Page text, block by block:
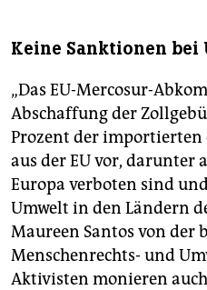
Keine Sanktionen
„Das EU-Mercosur-
Abschaffung der
Prozent der importierten
aus der EU vor, darunter
Europa verboten sind
Umwelt in den Ländern
Maureen Santos von der
Menschenrechts- und
Aktivisten monieren